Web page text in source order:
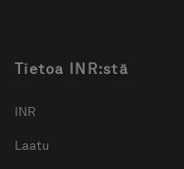
Tietoa INR:stä
INR
Laatu